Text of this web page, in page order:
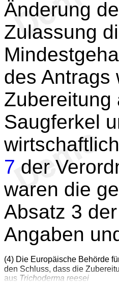
Änderung
Zulassung
des Antrags
Zubereitung
Saugferkel
7 der
waren die
Absatz 3
Angaben
(4) Die Europäische Behörde
den Schluss, dass die
aus Trichoderma reesei